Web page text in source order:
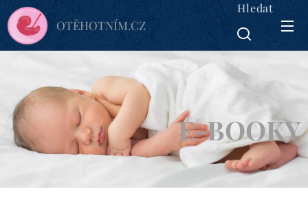
OTĚHOTNÍM.CZ
Hledat
E-BOOKY